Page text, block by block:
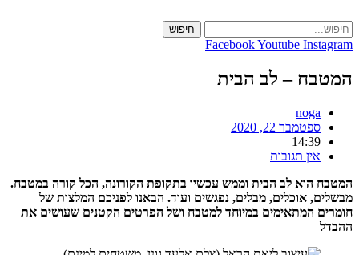
FacebookYoutube
– לב הבית
noga
ספטמבר 22, 2020
14:39
אין תגובות
הוא לב הבית וממש עכשיו בתקופת הקורונה, הכל קורה במטבח.
אוכלים, מבלים, נפגשים ועוד. הבאנו לפניכם המלצות של
המתאימים במיוחד למטבח ושל הפרטים הקטנים שעושים את